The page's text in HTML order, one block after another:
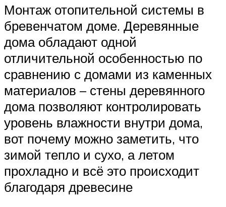
Монтаж отопительной системы в
бревенчатом доме. Деревянные
дома обладают одной
отличительной особенностью по
сравнению с домами из каменных
материалов – стены деревянного
дома позволяют контролировать
уровень влажности внутри дома,
вот почему можно заметить, что
зимой тепло и сухо, а летом
прохладно и всё это происходит
благодаря древесине